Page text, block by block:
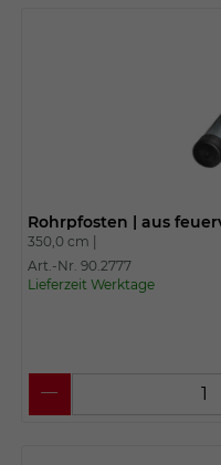
Rohrpfosten | aus
350,0 cm |
Art.-Nr. 90.2777
Lieferzeit Werktage